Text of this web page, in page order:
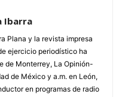
Ibarra
Plana y la revista impresa
ejercicio periodístico ha
de Monterrey, La Opinión-
de México y a.m. en León,
en programas de radio